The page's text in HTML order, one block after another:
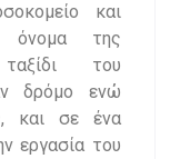
και
όνομα της
του
δρόμο ενώ
και σε ένα
εργασία του